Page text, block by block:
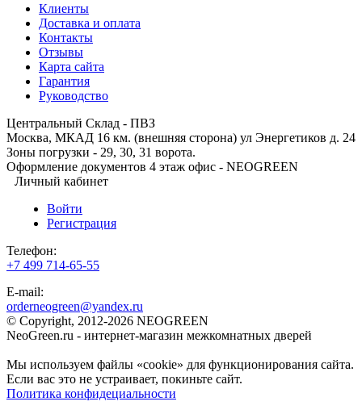
Клиенты
Доставка и оплата
Контакты
Отзывы
Карта сайта
Гарантия
Руководство
Центральный Склад - ПВЗ
Москва, МКАД 16 км. (внешняя сторона) ул Энергетиков д. 24
Зоны погрузки - 29, 30, 31 ворота.
Оформление документов 4 этаж офис - NEOGREEN
Личный кабинет
Войти
Регистрация
Телефон:
+7 499 714-65-55
E-mail:
orderneogreen@yandex.ru
© Copyright, 2012-2026 NEOGREEN
NeoGreen.ru - интернет-магазин межкомнатных дверей
Мы используем файлы «cookie» для функционирования сайта.
Если вас это не устраивает, покиньте сайт.
Политика конфидециальности